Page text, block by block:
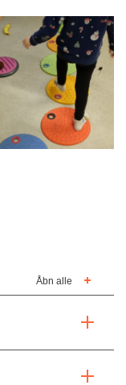
Åbn alle